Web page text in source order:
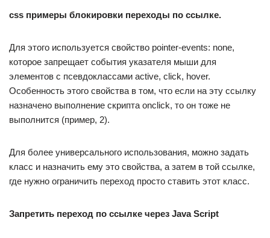
css примеры блокировки переходы по ссылке.
Для этого используется свойство pointer-events: none,
которое запрещает события указателя мыши для
элементов с псевдоклассами active, click, hover.
Особенность этого свойства в том, что если на эту ссылку
назначено выполнение скрипта onclick, то он тоже не
выполнится (пример, 2).
Для более универсального использования, можно задать
класс и назначить ему это свойства, а затем в той ссылке,
где нужно ограничить переход просто ставить этот класс.
Запретить переход по ссылке через Java Script